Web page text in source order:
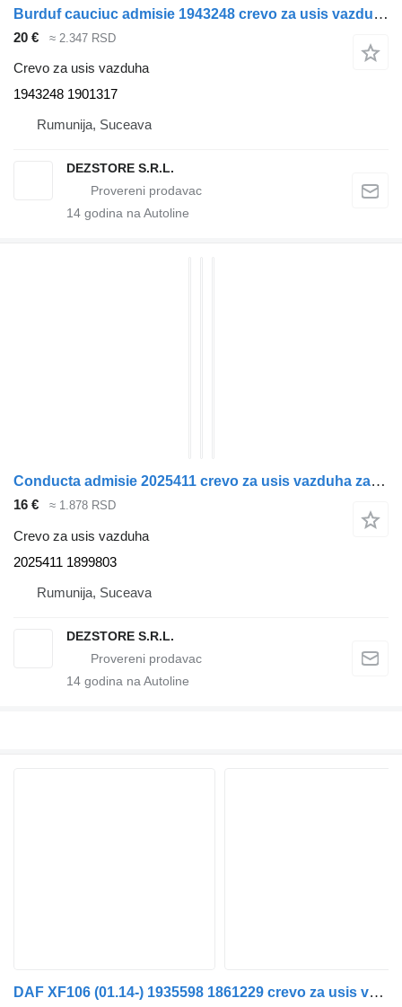
Burduf cauciuc admisie 1943248 crevo za usis vazduha za DAF XF tegljača
20 € ≈ 2.347 RSD
Crevo za usis vazduha
1943248 1901317
Rumunija, Suceava
DEZSTORE S.R.L.
14 godina na Autoline
Conducta admisie 2025411 crevo za usis vazduha za DAF XF tegljača
16 € ≈ 1.878 RSD
Crevo za usis vazduha
2025411 1899803
Rumunija, Suceava
DEZSTORE S.R.L.
14 godina na Autoline
DAF XF106 (01.14-) 1935598 1861229 crevo za usis vazduha za DAF XF106 (2014-) tegljača